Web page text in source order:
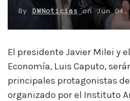
By DMNoticiasonJun 04,
El presidente Javier Milei y
Economía, Luis Caputo,
principales protagonistas
organizado por el Instituto